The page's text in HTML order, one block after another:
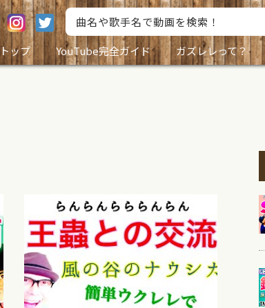
トップ
YouTube完全ガイド ガズレレって？